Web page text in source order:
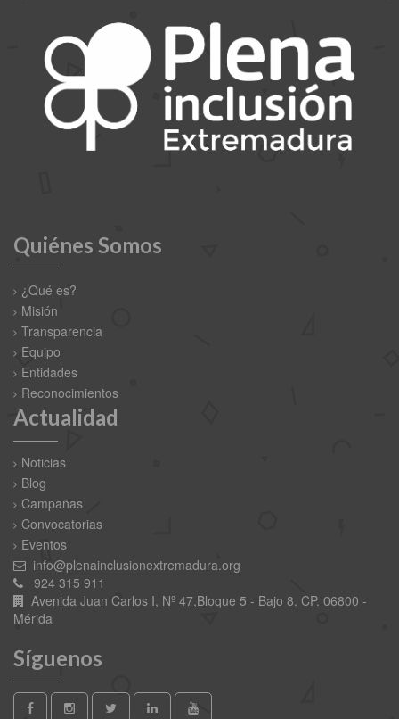
Quiénes Somos
¿Qué es?
Misión
Transparencia
Equipo
Entidades
Reconocimientos
Actualidad
Noticias
Blog
Campañas
Convocatorias
Eventos
info@plenainclusionextremadura.org
924 315 911
Avenida Juan Carlos I, Nº 47,Bloque 5 - Bajo 8. CP. 06800 -
Mérida
Síguenos